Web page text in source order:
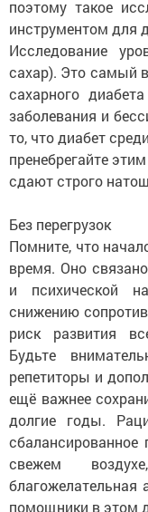
поэтому такое
инструментом для
Исследование
сахар). Это самый
сахарного
заболевания и
то, что диабет
пренебрегайте
сдают строго
Без перегрузок
Помните, что
время. Оно
и психической
снижению
риск развития
Будьте
репетиторы и
ещё важнее
долгие годы.
сбалансированное
свежем
помощники в этом